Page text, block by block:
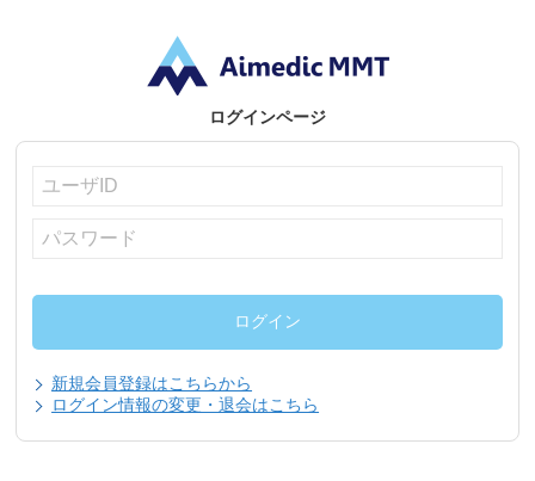
ログインページ
新規会員登録はこちらから
ログイン情報の変更・退会はこちら